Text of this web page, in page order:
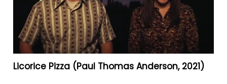
Licorice Pizza (Paul Thomas Anderson, 2021)